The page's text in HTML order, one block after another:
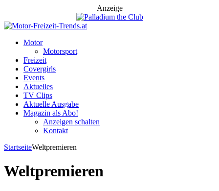
Anzeige
Motor
Motorsport
Freizeit
Covergirls
Events
Aktuelles
TV Clips
Aktuelle Ausgabe
Magazin als Abo!
Anzeigen schalten
Kontakt
StartseiteWeltpremieren
Weltpremieren